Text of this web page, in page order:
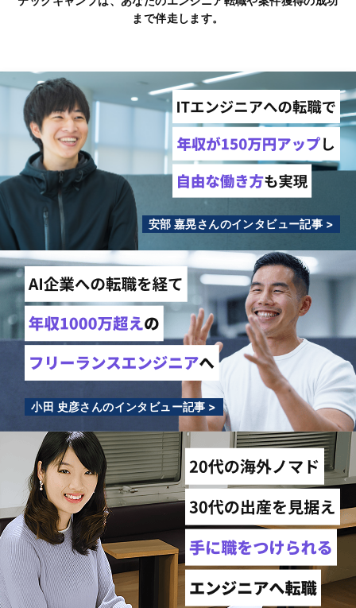
まで伴走します。
安部 嘉晃さんのインタビュー記事 >
小田 史彦さんのインタビュー記事 >